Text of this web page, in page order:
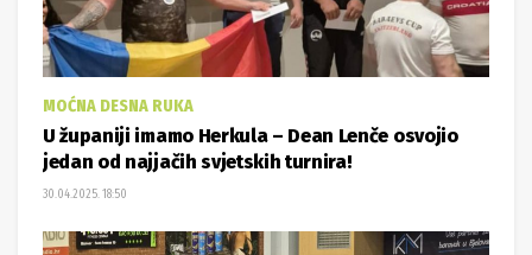
MOĆNA DESNA RUKA
U županiji imamo Herkula – Dean Lenče osvojio
jedan od najjačih svjetskih turnira!
30.04.2025. 18:50